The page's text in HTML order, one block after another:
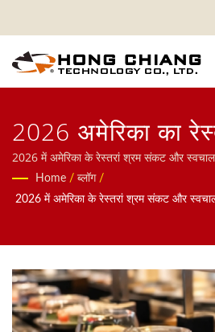
2026 अमेरिका का
संकट और स्वचालन
ताइवान सुशी बार
2026 में अमेरिका के रेस्तरां श्रम संकट और
स्वचालित प्रणाली पर ध्यान केंद्रित करते हैं, जिसमें
प्रणाली, कन्वेयर बेल्ट प्रणाली, घूर्णन शशी बेल्ट
Home / ब्लॉग /
2026 में अमेरिका के रेस्तरां श्रम संकट और